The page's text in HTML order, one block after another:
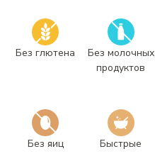
Без глютена
Без молочных
продуктов
Без яиц Быстрые